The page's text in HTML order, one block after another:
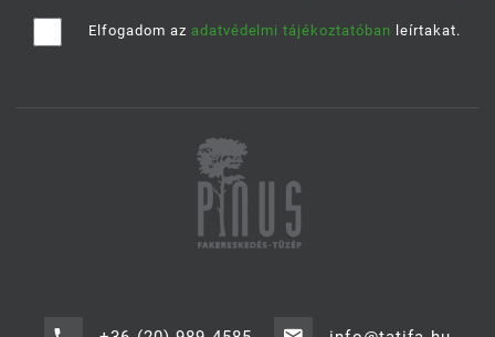
Elfogadom az adatvédelmi tájékoztatóban leírtakat.